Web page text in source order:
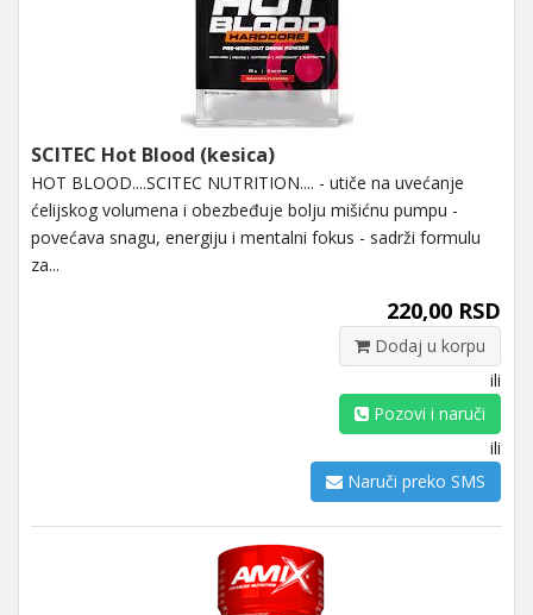
SCITEC Hot Blood (kesica)
HOT BLOOD....SCITEC NUTRITION.... - utiče na uvećanje
ćelijskog volumena i obezbeđuje bolju mišićnu pumpu -
povećava snagu, energiju i mentalni fokus - sadrži formulu
za...
220,00 RSD
Dodaj u korpu
ili
Pozovi i naruči
ili
Naruči preko SMS